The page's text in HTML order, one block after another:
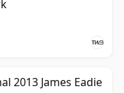
2013 James Eadie